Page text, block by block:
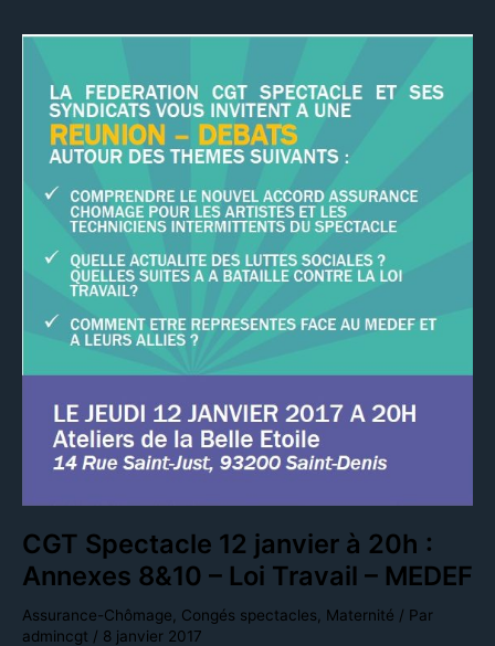
CGT Spectacle 12 janvier à 20h :
Annexes 8&10 – Loi Travail – MEDEF
Assurance-Chômage, Congés spectacles, Maternité / Par
admincgt / 8 janvier 2017
CGT
janvier
8&10
Travail
MEDEF